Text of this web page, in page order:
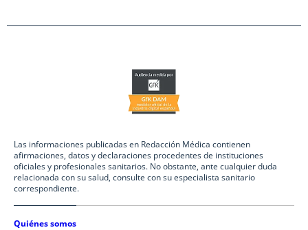
Las informaciones publicadas en Redacción Médica contienen
afirmaciones, datos y declaraciones procedentes de instituciones
oficiales y profesionales sanitarios. No obstante, ante cualquier duda
relacionada con su salud, consulte con su especialista sanitario
correspondiente.
Quiénes somos